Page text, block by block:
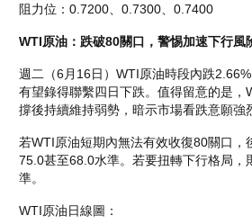
阻力位：0.7200、0.7300、0.7400
WTI原油：跌破80關口，警惕加速下行風
週二（6月16日）WTI原油時段內跌
有望錄得聯繫四日下跌。值得留意的是，
撐後持續維持弱勢，暗示市場看跌意願強
若WTI原油短期內無法有效收復80關口，
75.0甚至68.0水準。若要扭轉下行格局，
準。
WTI原油日線圖：